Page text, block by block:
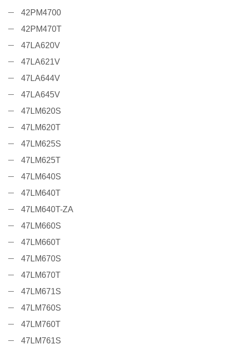
42PM4700
42PM470T
47LA620V
47LA621V
47LA644V
47LA645V
47LM620S
47LM620T
47LM625S
47LM625T
47LM640S
47LM640T
47LM640T-ZA
47LM660S
47LM660T
47LM670S
47LM670T
47LM671S
47LM760S
47LM760T
47LM761S